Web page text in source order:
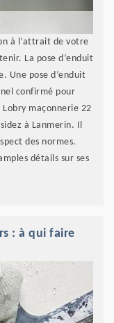
à l’attrait de votre
La pose d’enduit
Une pose d’enduit
confirmé pour
maçonnerie 22
à Lanmerin. Il
des normes.
détails sur ses
: à qui faire